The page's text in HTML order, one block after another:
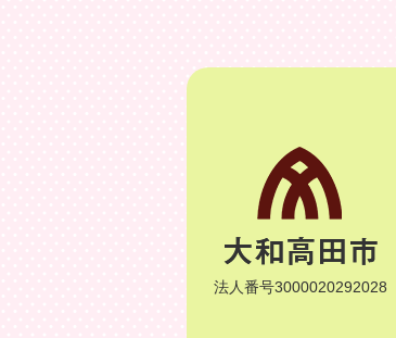
法人番号3000020292028